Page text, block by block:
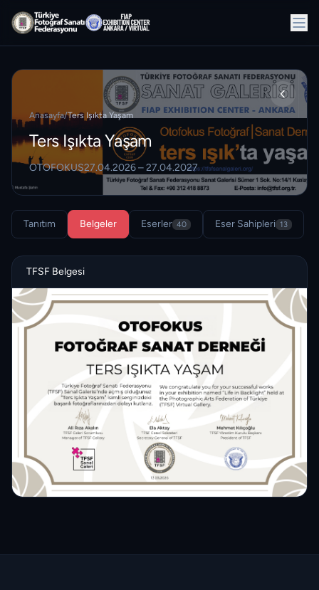
Anasayfa/Ters Işıkta Yaşam
Ters Işıkta Yaşam
OTOFOKUS27.04.2026 – 27.04.2027
Tanıtım Belgeler Eserler 40 Eser Sahipleri 13
TFSF Belgesi